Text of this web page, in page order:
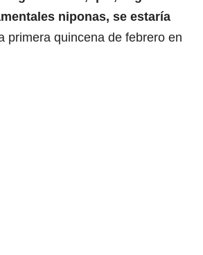
niponas, se estaría
primera quincena de febrero en